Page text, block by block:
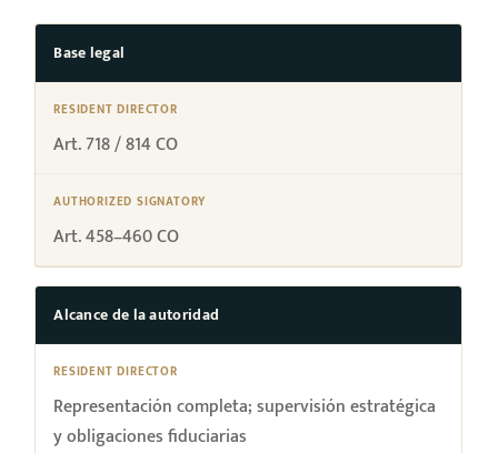
Base legal
Art. 718 / 814 CO
Art. 458–460 CO
Alcance de la autoridad
Representación completa; supervisión estratégica
y obligaciones fiduciarias